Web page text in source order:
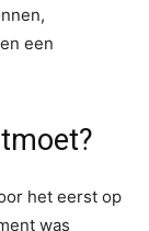
een
het eerst op
was